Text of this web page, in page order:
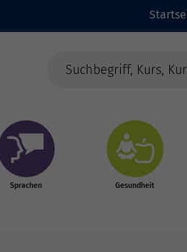
Sprachen Gesundheit